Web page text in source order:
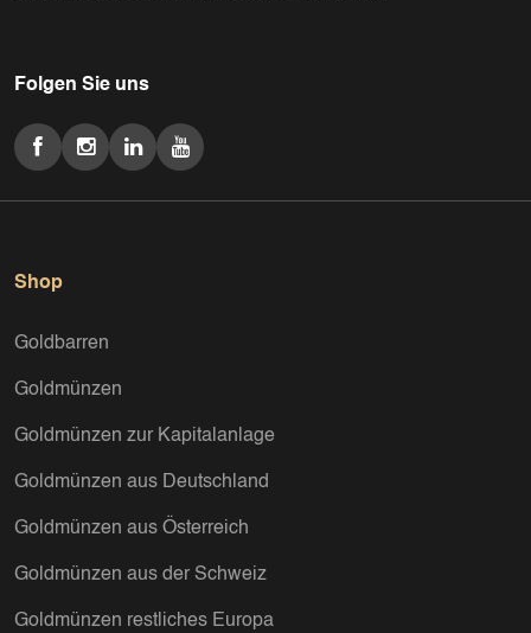
Folgen Sie uns
Shop
Goldbarren
Goldmünzen
Goldmünzen zur Kapitalanlage
Goldmünzen aus Deutschland
Goldmünzen aus Österreich
Goldmünzen aus der Schweiz
Goldmünzen restliches Europa